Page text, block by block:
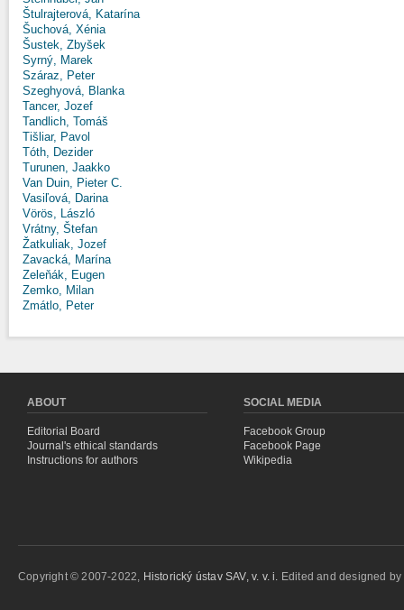
Štulrajterová, Katarína
Šuchová, Xénia
Šustek, Zbyšek
Syrný, Marek
Száraz, Peter
Szeghyová, Blanka
Tancer, Jozef
Tandlich, Tomáš
Tišliar, Pavol
Tóth, Dezider
Turunen, Jaakko
Van Duin, Pieter C.
Vasiľová, Darina
Vörös, László
Vrátny, Štefan
Žatkuliak, Jozef
Zavacká, Marína
Zeleňák, Eugen
Zemko, Milan
Zmátlo, Peter
ABOUT
Editorial Board
Journal's ethical standards
Instructions for authors
SOCIAL MEDIA
Facebook Group
Facebook Page
Wikipedia
Copyright © 2007-2022, Historický ústav SAV, v. v. i. Edited and designed by